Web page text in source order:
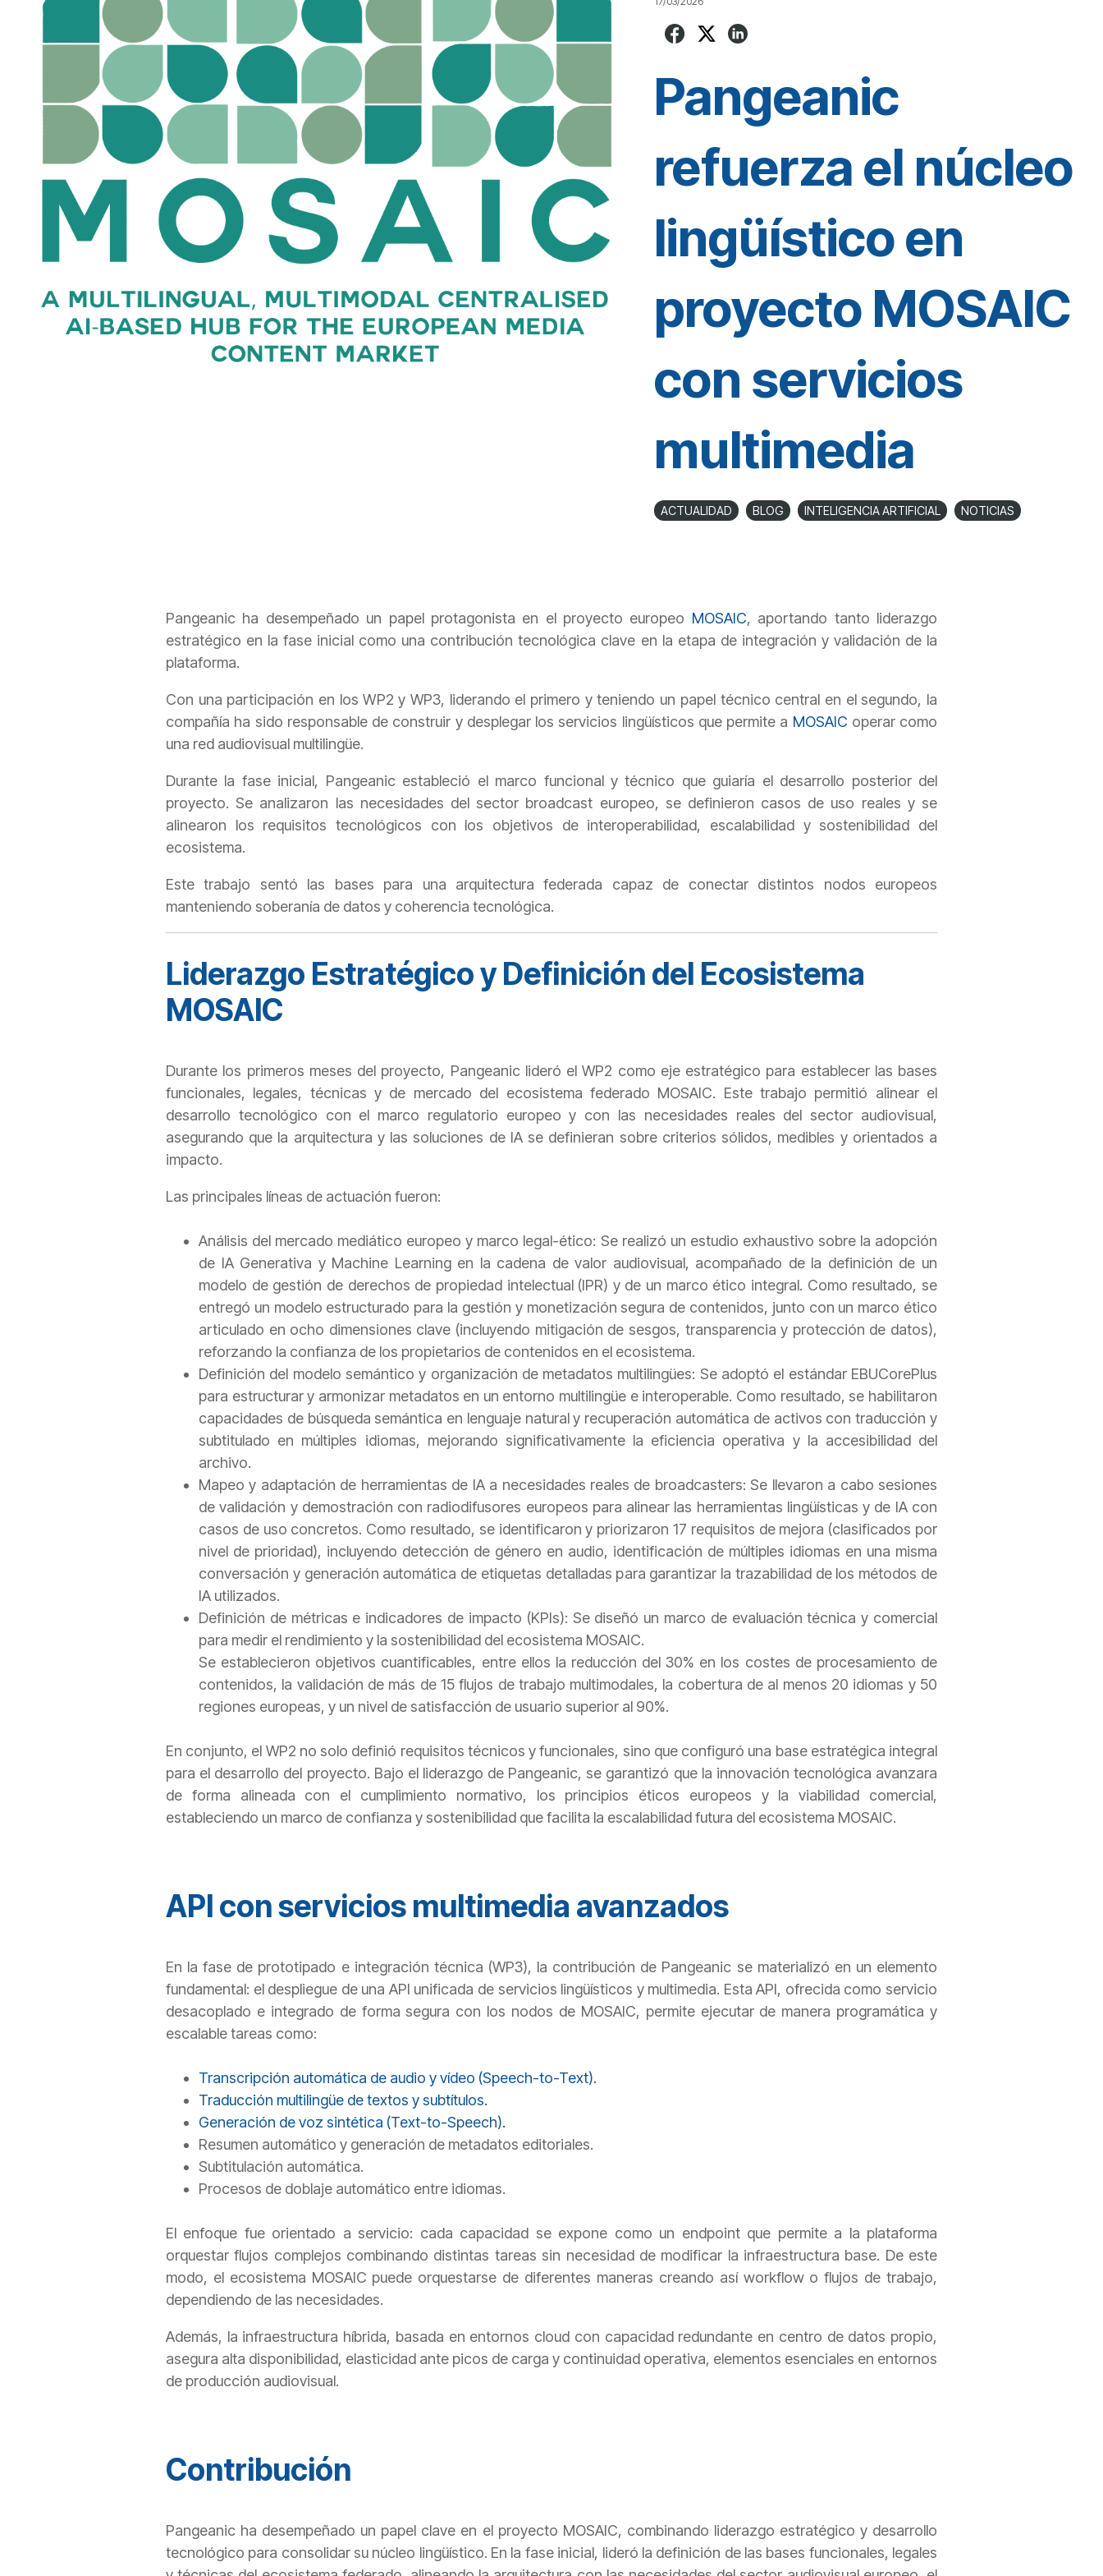
Pangeanic
refuerza el núcleo
lingüístico en
proyecto MOSAIC
con servicios
multimedia
ACTUALIDAD BLOG INTELIGENCIA ARTIFICIAL NOTICIAS
Pangeanic ha desempeñado un papel protagonista en el proyecto europeo MOSAIC, aportando tanto liderazgo
estratégico en la fase inicial como una contribución tecnológica clave en la etapa de integración y validación de la
plataforma.
Con una participación en los WP2 y WP3, liderando el primero y teniendo un papel técnico central en el segundo, la
compañía ha sido responsable de construir y desplegar los servicios lingüísticos que permite a MOSAIC operar como
una red audiovisual multilingüe.
Durante la fase inicial, Pangeanic estableció el marco funcional y técnico que guiaría el desarrollo posterior del
proyecto. Se analizaron las necesidades del sector broadcast europeo, se definieron casos de uso reales y se
alinearon los requisitos tecnológicos con los objetivos de interoperabilidad, escalabilidad y sostenibilidad del
ecosistema.
Este trabajo sentó las bases para una arquitectura federada capaz de conectar distintos nodos europeos
manteniendo soberanía de datos y coherencia tecnológica.
Liderazgo Estratégico y Definición del Ecosistema
MOSAIC
Durante los primeros meses del proyecto, Pangeanic lideró el WP2 como eje estratégico para establecer las bases
funcionales, legales, técnicas y de mercado del ecosistema federado MOSAIC. Este trabajo permitió alinear el
desarrollo tecnológico con el marco regulatorio europeo y con las necesidades reales del sector audiovisual,
asegurando que la arquitectura y las soluciones de IA se definieran sobre criterios sólidos, medibles y orientados a
impacto.
Las principales líneas de actuación fueron:
Análisis del mercado mediático europeo y marco legal-ético: Se realizó un estudio exhaustivo sobre la adopción
de IA Generativa y Machine Learning en la cadena de valor audiovisual, acompañado de la definición de un
modelo de gestión de derechos de propiedad intelectual (IPR) y de un marco ético integral. Como resultado, se
entregó un modelo estructurado para la gestión y monetización segura de contenidos, junto con un marco ético
articulado en ocho dimensiones clave (incluyendo mitigación de sesgos, transparencia y protección de datos),
reforzando la confianza de los propietarios de contenidos en el ecosistema.
Definición del modelo semántico y organización de metadatos multilingües: Se adoptó el estándar EBUCorePlus
para estructurar y armonizar metadatos en un entorno multilingüe e interoperable. Como resultado, se habilitaron
capacidades de búsqueda semántica en lenguaje natural y recuperación automática de activos con traducción y
subtitulado en múltiples idiomas, mejorando significativamente la eficiencia operativa y la accesibilidad del
archivo.
Mapeo y adaptación de herramientas de IA a necesidades reales de broadcasters: Se llevaron a cabo sesiones
de validación y demostración con radiodifusores europeos para alinear las herramientas lingüísticas y de IA con
casos de uso concretos. Como resultado, se identificaron y priorizaron 17 requisitos de mejora (clasificados por
nivel de prioridad), incluyendo detección de género en audio, identificación de múltiples idiomas en una misma
conversación y generación automática de etiquetas detalladas para garantizar la trazabilidad de los métodos de
IA utilizados.
Definición de métricas e indicadores de impacto (KPIs): Se diseñó un marco de evaluación técnica y comercial
para medir el rendimiento y la sostenibilidad del ecosistema MOSAIC.
Se establecieron objetivos cuantificables, entre ellos la reducción del 30% en los costes de procesamiento de
contenidos, la validación de más de 15 flujos de trabajo multimodales, la cobertura de al menos 20 idiomas y 50
regiones europeas, y un nivel de satisfacción de usuario superior al 90%.
En conjunto, el WP2 no solo definió requisitos técnicos y funcionales, sino que configuró una base estratégica integral
para el desarrollo del proyecto. Bajo el liderazgo de Pangeanic, se garantizó que la innovación tecnológica avanzara
de forma alineada con el cumplimiento normativo, los principios éticos europeos y la viabilidad comercial,
estableciendo un marco de confianza y sostenibilidad que facilita la escalabilidad futura del ecosistema MOSAIC.
API con servicios multimedia avanzados
En la fase de prototipado e integración técnica (WP3), la contribución de Pangeanic se materializó en un elemento
fundamental: el despliegue de una API unificada de servicios lingüísticos y multimedia. Esta API, ofrecida como servicio
desacoplado e integrado de forma segura con los nodos de MOSAIC, permite ejecutar de manera programática y
escalable tareas como:
Transcripción automática de audio y vídeo (Speech-to-Text).
Traducción multilingüe de textos y subtítulos.
Generación de voz sintética (Text-to-Speech).
Resumen automático y generación de metadatos editoriales.
Subtitulación automática.
Procesos de doblaje automático entre idiomas.
El enfoque fue orientado a servicio: cada capacidad se expone como un endpoint que permite a la plataforma
orquestar flujos complejos combinando distintas tareas sin necesidad de modificar la infraestructura base. De este
modo, el ecosistema MOSAIC puede orquestarse de diferentes maneras creando así workflow o flujos de trabajo,
dependiendo de las necesidades.
Además, la infraestructura híbrida, basada en entornos cloud con capacidad redundante en centro de datos propio,
asegura alta disponibilidad, elasticidad ante picos de carga y continuidad operativa, elementos esenciales en entornos
de producción audiovisual.
Contribución
Pangeanic ha desempeñado un papel clave en el proyecto MOSAIC, combinando liderazgo estratégico y desarrollo
tecnológico para consolidar su núcleo lingüístico. En la fase inicial, lideró la definición de las bases funcionales, legales